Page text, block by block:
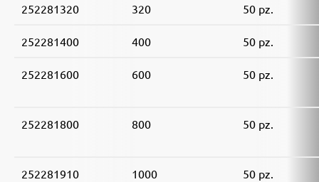
252281320 320 50 pz.
252281400 400 50 pz.
252281600 600 50 pz.
252281800 800 50 pz.
252281910 1000 50 pz.